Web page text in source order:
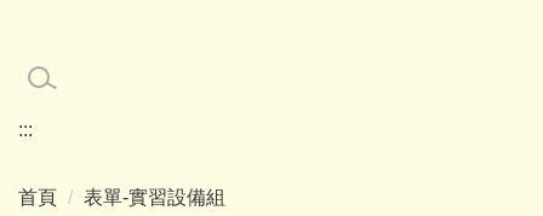
:::
首頁 表單-實習設備組